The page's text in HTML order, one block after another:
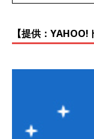
【提供：YAHOO!